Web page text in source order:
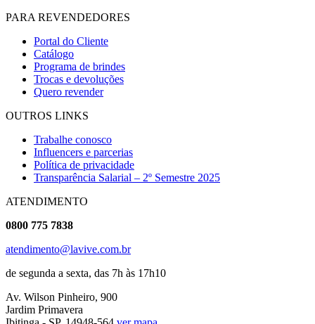
PARA REVENDEDORES
Portal do Cliente
Catálogo
Programa de brindes
Trocas e devoluções
Quero revender
OUTROS LINKS
Trabalhe conosco
Influencers e parcerias
Política de privacidade
Transparência Salarial – 2º Semestre 2025
ATENDIMENTO
0800 775 7838
atendimento@lavive.com.br
de segunda a sexta, das 7h às 17h10
Av. Wilson Pinheiro, 900
Jardim Primavera